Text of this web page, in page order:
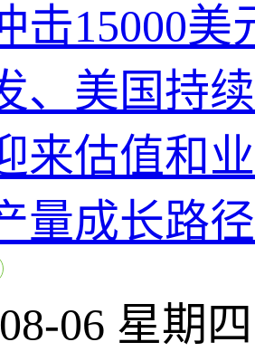
击15000
、美国持
来估值和
量成长路
06 星期四